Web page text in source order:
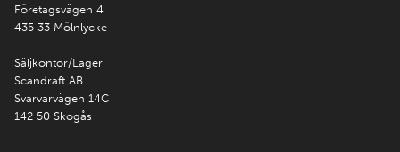
Företagsvägen 4
435 33 Mölnlycke
Säljkontor/Lager
Scandraft AB
Svarvarvägen 14C
142 50 Skogås